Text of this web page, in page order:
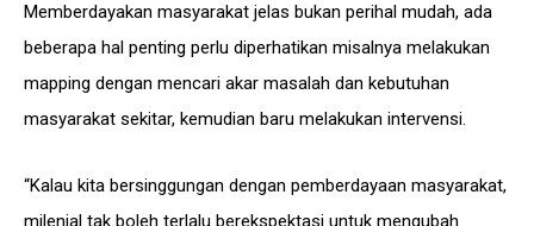
Memberdayakan masyarakat jelas bukan perihal mudah, ada
beberapa hal penting perlu diperhatikan misalnya melakukan
mapping dengan mencari akar masalah dan kebutuhan
masyarakat sekitar, kemudian baru melakukan intervensi.
“Kalau kita bersinggungan dengan pemberdayaan masyarakat,
milenial tak boleh terlalu berekspektasi untuk mengubah